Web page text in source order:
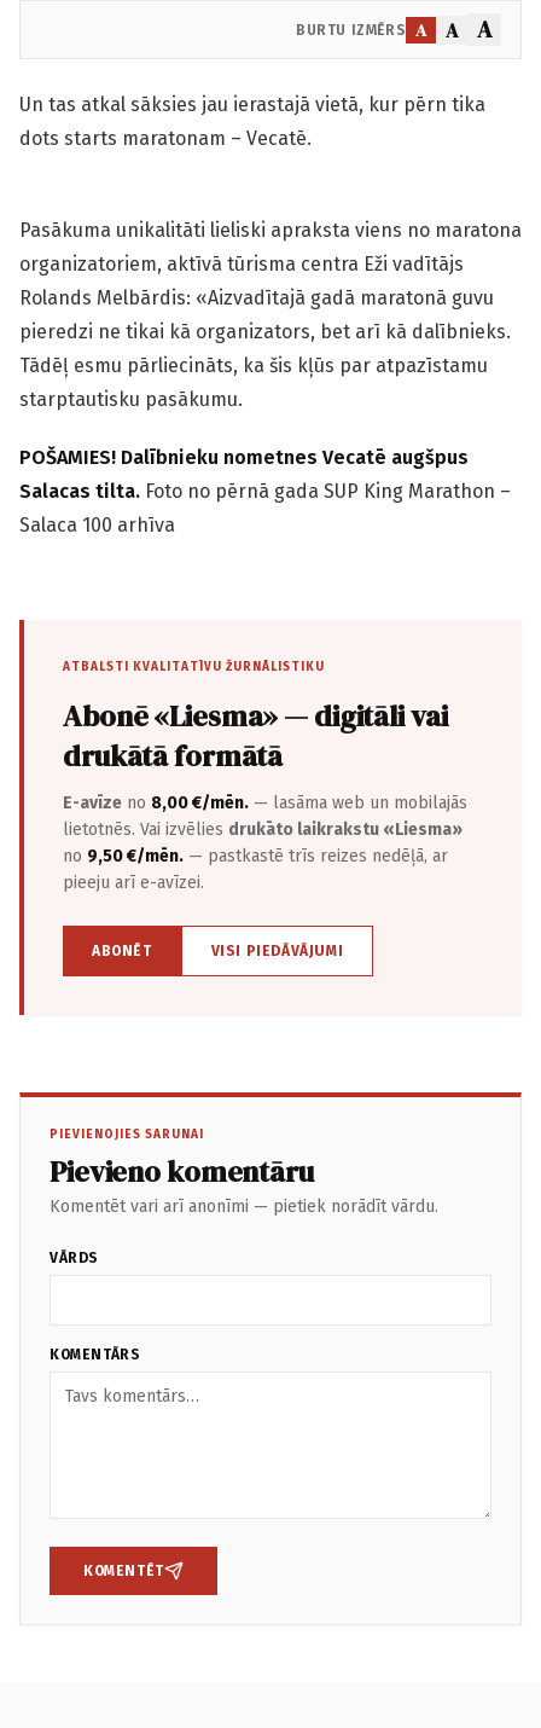
BURTU IZMĒRS A A A
Un tas atkal sāksies jau ierastajā vietā, kur pērn tika
dots starts maratonam – Vecatē.
Pasākuma unikalitāti lieliski apraksta viens no maratona
organizatoriem, aktīvā tūrisma centra Eži vadītājs
Rolands Melbārdis: «Aizvadītajā gadā maratonā guvu
pieredzi ne tikai kā organizators, bet arī kā dalībnieks.
Tādēļ esmu pārliecināts, ka šis kļūs par atpazīstamu
starptautisku pasākumu.
POŠAMIES! Dalībnieku nometnes Vecatē augšpus
Salacas tilta. Foto no pērnā gada SUP King Marathon –
Salaca 100 arhīva
ATBALSTI KVALITATĪVU ŽURNĀLISTIKU
Abonē «Liesma» — digitāli vai
drukātā formātā
E-avīze no 8,00 €/mēn. — lasāma web un mobilajās
lietotnēs. Vai izvēlies drukāto laikrakstu «Liesma»
no 9,50 €/mēn. — pastkastē trīs reizes nedēļā, ar
pieeju arī e-avīzei.
ABONĒT VISI PIEDĀVĀJUMI
PIEVIENOJIES SARUNAI
Pievieno komentāru
Komentēt vari arī anonīmi — pietiek norādīt vārdu.
VĀRDS
KOMENTĀRS
KOMENTĒT